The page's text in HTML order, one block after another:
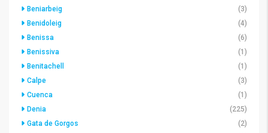
Beniarbeig
(3)
Benidoleig
(4)
Benissa
(6)
Benissiva
(1)
Benitachell
(1)
Calpe
(3)
Cuenca
(1)
Denia
(225)
Gata de Gorgos
(2)